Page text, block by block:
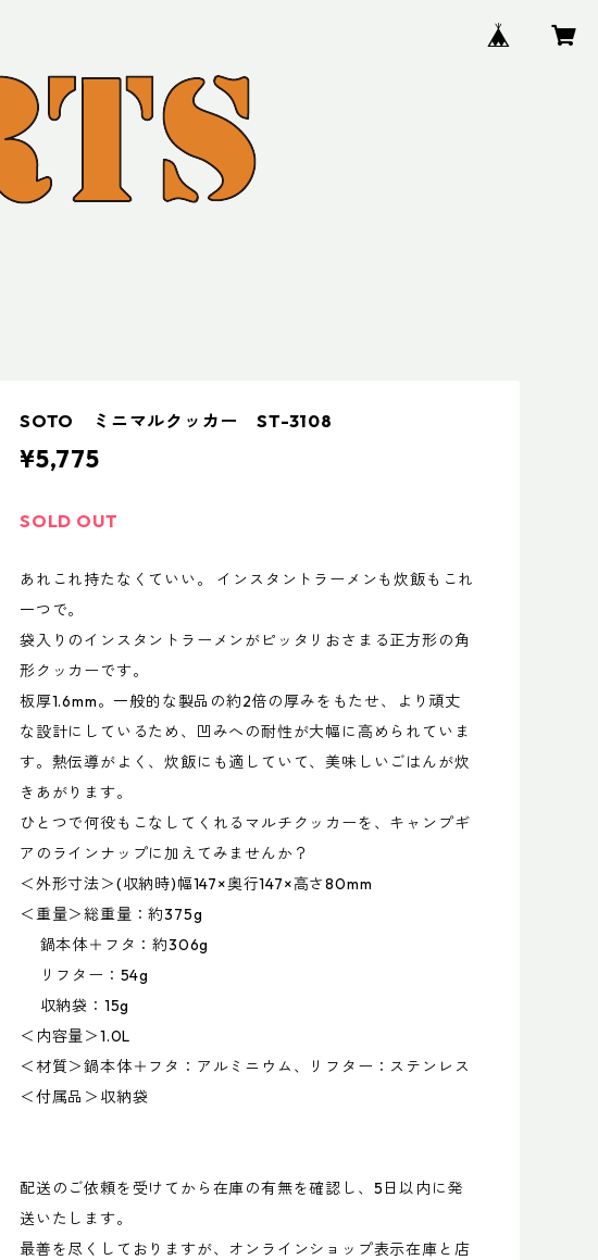
SOTO ミニマルクッカー ST-3108
¥5,775
SOLD OUT
あれこれ持たなくていい。 インスタントラーメンも炊飯もこれ
一つで。
袋入りのインスタントラーメンがピッタリおさまる正方形の角
形クッカーです。
板厚1.6mm。一般的な製品の約2倍の厚みをもたせ、より頑丈
な設計にしているため、凹みへの耐性が大幅に高められていま
す。熱伝導がよく、炊飯にも適していて、美味しいごはんが炊
きあがります。
ひとつで何役もこなしてくれるマルチクッカーを、キャンプギ
アのラインナップに加えてみませんか？
＜外形寸法＞(収納時)幅147×奥行147×高さ80mm
＜重量＞総重量：約375g
鍋本体＋フタ：約306g
リフター：54g
収納袋：15g
＜内容量＞1.0L
＜材質＞鍋本体＋フタ：アルミニウム、リフター：ステンレス
＜付属品＞収納袋
配送のご依頼を受けてから在庫の有無を確認し、5日以内に発
送いたします。
最善を尽くしておりますが、オンラインショップ表示在庫と店